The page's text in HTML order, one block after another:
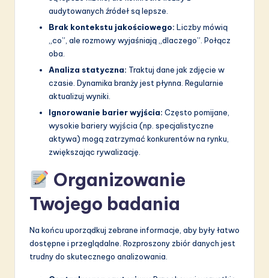
audytowanych źródeł są lepsze.
Brak kontekstu jakościowego: Liczby mówią
„co”, ale rozmowy wyjaśniają „dlaczego”. Połącz
oba.
Analiza statyczna: Traktuj dane jak zdjęcie w
czasie. Dynamika branży jest płynna. Regularnie
aktualizuj wyniki.
Ignorowanie barier wyjścia: Często pomijane,
wysokie bariery wyjścia (np. specjalistyczne
aktywa) mogą zatrzymać konkurentów na rynku,
zwiększając rywalizację.
Organizowanie
Twojego badania
Na końcu uporządkuj zebrane informacje, aby były łatwo
dostępne i przeglądalne. Rozproszony zbiór danych jest
trudny do skutecznego analizowania.